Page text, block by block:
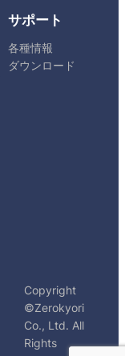
サポート
各種情報
ダウンロード
Copyright
©Zerokyori
Co., Ltd. All
Rights